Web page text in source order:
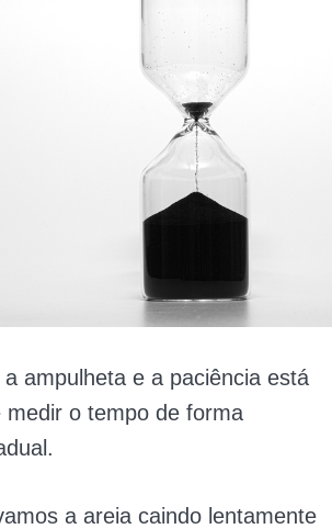
ampulheta e a paciência está
medir o tempo de forma
a areia caindo lentamente